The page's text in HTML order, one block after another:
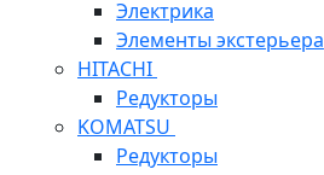
Электрика
Элементы экстерьера
HITACHI
Редукторы
KOMATSU
Редукторы